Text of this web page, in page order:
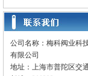
公司名称：梅科阀业科
有限公司
地址：上海市普陀区交